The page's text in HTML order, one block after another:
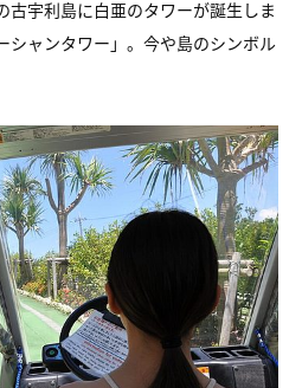
古宇利島に白亜のタワーが誕生しま
シャンタワー」。今や島のシンボル